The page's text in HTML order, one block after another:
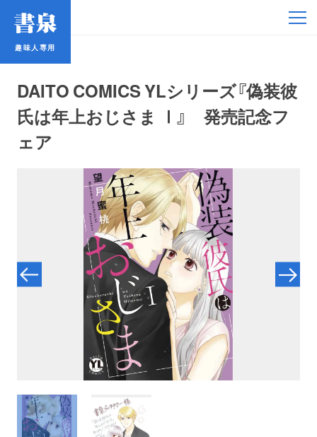
趣味人専用
DAITO COMICS YLシリーズ『偽装彼
氏は年上おじさま Ⅰ』 発売記念フ
ェア
趣味人専用
鉄道・バス
コミック・ラノベ
コンピューター